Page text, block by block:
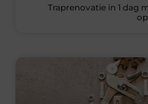
Traprenovatie in 1 dag